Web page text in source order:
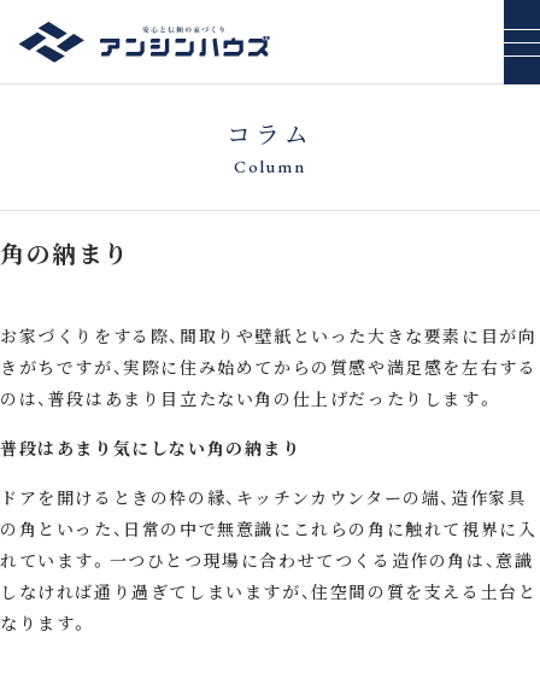
コラム
Column
角の納まり
お家づくりをする際、間取りや壁紙といった大きな要素に目が向
きがちですが、実際に住み始めてからの質感や満足感を左右する
のは、普段はあまり目立たない角の仕上げだったりします。
普段はあまり気にしない角の納まり
ドアを開けるときの枠の縁、キッチンカウンターの端、造作家具
の角といった、日常の中で無意識にこれらの角に触れて視界に入
れています。一つひとつ現場に合わせてつくる造作の角は、意識
しなければ通り過ぎてしまいますが、住空間の質を支える土台と
なります。